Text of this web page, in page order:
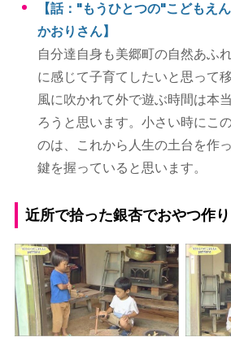
【話："もうひとつの"こども
かおりさん】
自分達自身も美郷町の自然あふ
に感じて子育てしたいと思って
風に吹かれて外で遊ぶ時間は本
ろうと思います。小さい時にこ
のは、これから人生の土台を作
鍵を握っていると思います。
近所で拾った銀杏でおやつ作り